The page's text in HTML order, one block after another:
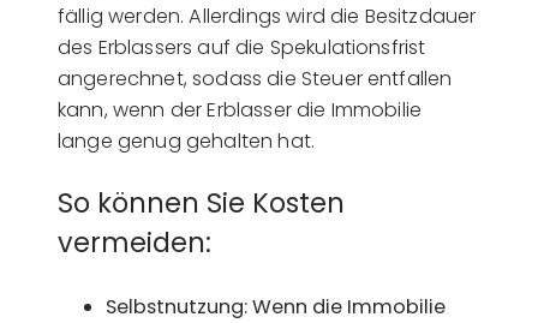
fällig werden. Allerdings wird die Besitzdauer
des Erblassers auf die Spekulationsfrist
angerechnet, sodass die Steuer entfallen
kann, wenn der Erblasser die Immobilie
lange genug gehalten hat.
So können Sie Kosten
vermeiden:
Selbstnutzung: Wenn die Immobilie